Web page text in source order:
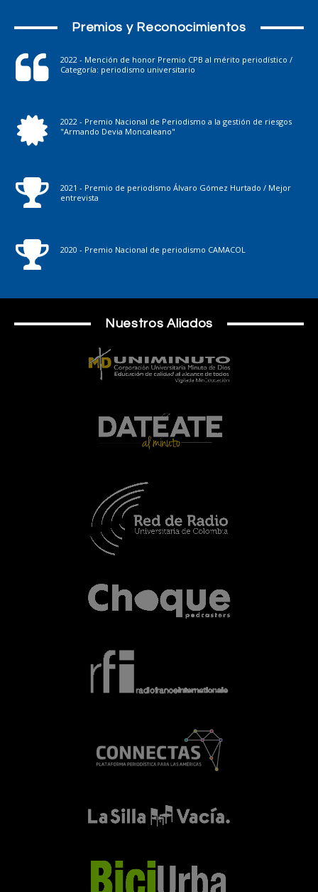
Premios y Reconocimientos
2022 - Mención de honor Premio CPB al mérito periodístico /
Categoría: periodismo universitario
2022 - Premio Nacional de Periodismo a la gestión de riesgos
"Armando Devia Moncaleano"
2021 - Premio de periodismo Álvaro Gómez Hurtado / Mejor
entrevista
2020 - Premio Nacional de periodismo CAMACOL
Nuestros Aliados